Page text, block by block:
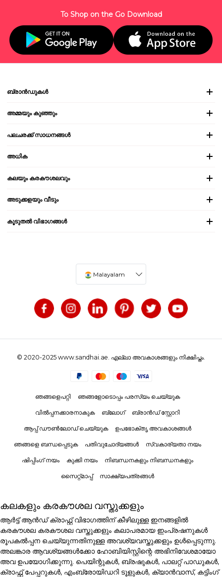
To Shop on the Go Download
ബ്രാൻഡുകൾ
അമ്മയും കുഞ്ഞും
പലചരക്ക് സാധനങ്ങൾ
അധിക
കലയും കരകൗശലവും
അടുക്കളയും വീടും
കൂടുതൽ വിഭാഗങ്ങൾ
Malayalam
© 2020-2025 www.sandhai.ae. എല്ലാ അവകാശങ്ങളും നിക്ഷിപ്തം.
ഞങ്ങളെപറ്റി ഞങ്ങളോടൊപ്പം പരസ്യം ചെയ്യുക
വിൽപ്പനക്കാരനാകുക ബ്ലോഗ് ബ്രാൻഡ് സ്റ്റോറി
ആപ്പ് ഡൗൺലോഡ് ചെയ്യുക ഉപഭോക്തൃ അവകാശങ്ങൾ
ഞങ്ങളെ ബന്ധപ്പെടുക പതിവുചോദ്യങ്ങൾ സ്വകാര്യതാ നയം
ഷിപ്പിംഗ് നയം കുക്കി നയം നിബന്ധനകളും നിബന്ധനകളും
സൈറ്റ്മാപ്പ് സാക്ഷ്യപത്രങ്ങൾ
കലകളും കരകൗശല വസ്തുക്കളും
ആർട്ട് ആൻഡ് ക്രാഫ്റ്റ് വിഭാഗത്തിന് കീഴിലുള്ള ഇനങ്ങളിൽ
കരകൗശല കരകൗശല വസ്തുക്കളും കലാപരമായ ഇംപ്രഷനുകൾ
രൂപകൽപ്പന ചെയ്യുന്നതിനുള്ള അവശ്യവസ്തുക്കളും ഉൾപ്പെടുന്നു.
അലങ്കാര ആവശ്യങ്ങൾക്കോ ഹോബിയിസ്റ്റിന്റെ അഭിനിവേശമായോ
അവ ഉപയോഗിക്കുന്നു. പെയിന്റുകൾ, ബ്രഷുകൾ, പാലറ്റ് പാഡുകൾ,
ക്രാഫ്റ്റ് പേപ്പറുകൾ, എംബ്രോയിഡറി ടൂളുകൾ, ക്യാൻവാസ്, കട്ടിംഗ്